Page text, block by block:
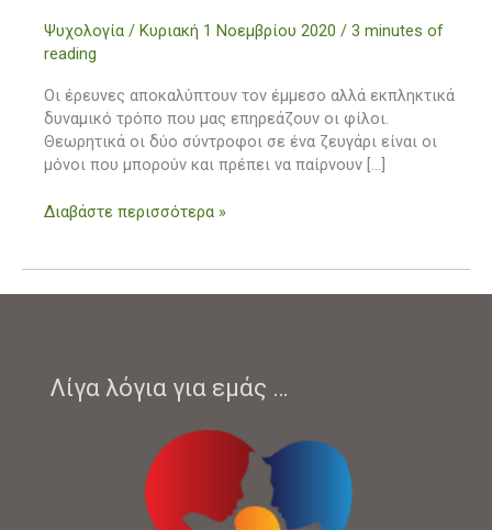
Ψυχολογία / Κυριακή 1 Νοεμβρίου 2020 / 3 minutes of
reading
Οι έρευνες αποκαλύπτουν τον έμμεσο αλλά εκπληκτικά
δυναμικό τρόπο που μας επηρεάζουν οι φίλοι.
Θεωρητικά οι δύο σύντροφοι σε ένα ζευγάρι είναι οι
μόνοι που μπορούν και πρέπει να παίρνουν […]
και
το
είναι
μεταδοτικά
Διαβάστε περισσότερα »
Λίγα λόγια για εμάς …